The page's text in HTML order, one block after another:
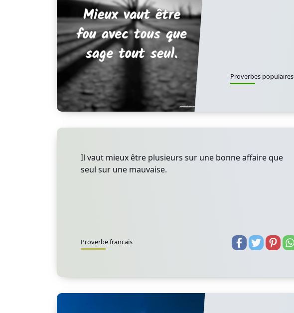
Proverbes populaires
Il vaut mieux être plusieurs sur une bonne affaire que
seul sur une mauvaise.
Proverbe francais